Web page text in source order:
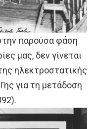
παρούσα φάση
μας, δεν γίνεται
ηλεκτροστατικής
για τη μετάδοση